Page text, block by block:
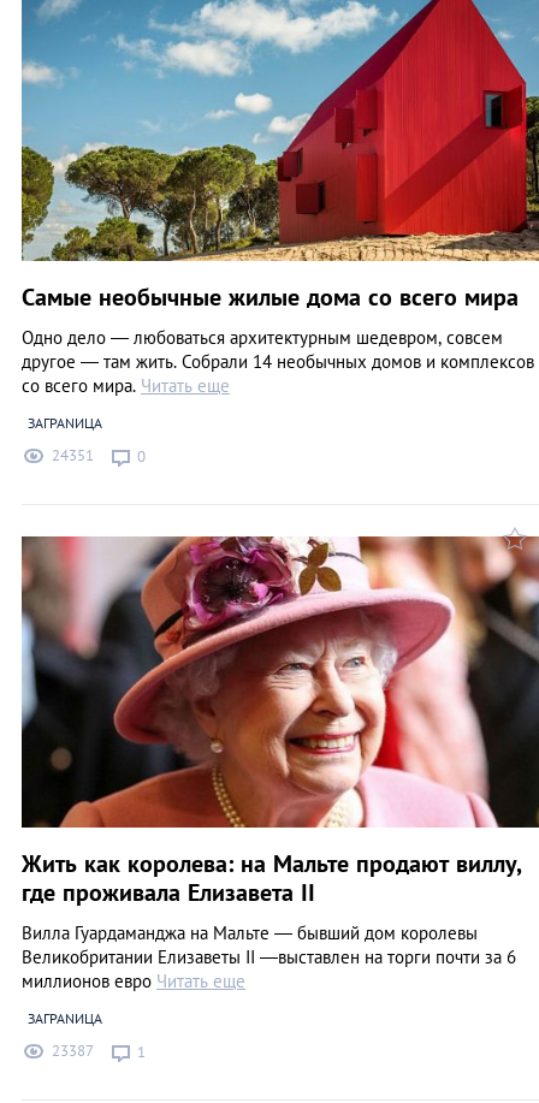
Самые необычные жилые дома со всего мира
Одно дело — любоваться архитектурным шедевром, совсем
другое — там жить. Собрали 14 необычных домов и комплексов
со всего мира. Читать еще
ЗАГРАNИЦА
24351 0
Жить как королева: на Мальте продают виллу,
где проживала Елизавета II
Вилла Гуардаманджа на Мальте — бывший дом королевы
Великобритании Елизаветы II —выставлен на торги почти за 6
миллионов евро Читать еще
ЗАГРАNИЦА
23387 1